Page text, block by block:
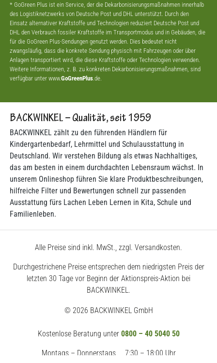
* GoGreen Plus ist ein Service, der die Dekarbonisierungsmaßnahmen innerhalb
des Logistiknetzwerks von Deutsche Post und DHL unterstützt. Durch den
Einsatz alternativer Kraftstoffe und Technologien reduziert Deutsche Post und
DHL den Verbrauch fossiler Kraftstoffe im Transportmodus und in Gebäuden, die
für die GoGreen Plus-Sendungen genutzt werden. Dies bedeutet nicht
zwangsläufig, dass die konkrete Sendung physisch mit Fahrzeugen oder über
Anlagen transportiert wird, die diese Kraftstoffe oder Technologien verwenden.
Weitere Informationen, z. B. zu konkreten Dekarbonisierungsmaßnahmen, sind
verfügbar unter www.GoGreenPlus .de.
BACKWINKEL – Qualität, seit 1959
BACKWINKEL zählt zu den führenden Händlern für
Kindergartenbedarf, Lehrmittel und Schulausstattung in
Deutschland. Wir verstehen Bildung als etwas Nachhaltiges,
das am besten in einem durchdachten Lebensraum wächst. In
unserem Onlineshop führen Sie klare Produktbeschreibungen,
hilfreiche Filter und Bewertungen schnell zur passenden
Ausstattung fürs Lachen Leben Lernen in Kita, Schule und
Familienleben.
Alle Preise sind inkl. MwSt., zzgl. Versandkosten.
Durchgestrichene Preise entsprechen dem niedrigsten Preis der
letzten 30 Tage vor Beginn der Aktionspreis-Aktion bei
BACKWINKEL.
© 2026 BACKWINKEL GmbH
Kostenlose Beratung unter 0800 – 40 5040 50
Montags – Donnerstags
7:30 – 18:00 Uhr